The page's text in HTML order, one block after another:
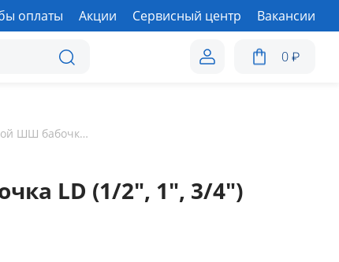
оплаты Акции Сервисный центр Вакансии
0₽
Кран шаровой ШШ бабочка LD (1/2", 1", 3/4")
LD (1/2", 1", 3/4")